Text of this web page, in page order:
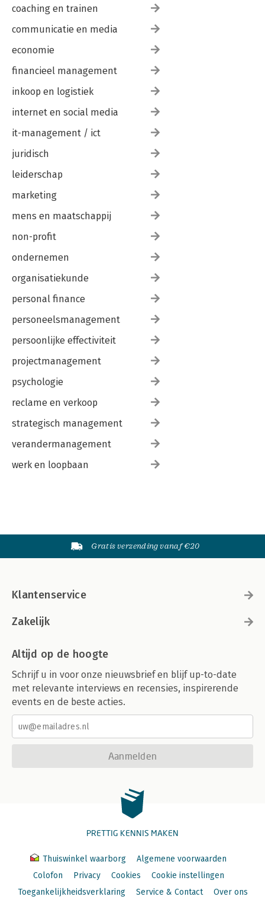
coaching en trainen
communicatie en media
economie
financieel management
inkoop en logistiek
internet en social media
it-management / ict
juridisch
leiderschap
marketing
mens en maatschappij
non-profit
ondernemen
organisatiekunde
personal finance
personeelsmanagement
persoonlijke effectiviteit
projectmanagement
psychologie
reclame en verkoop
strategisch management
verandermanagement
werk en loopbaan
Gratis verzending vanaf €20
Klantenservice
Zakelijk
Altijd op de hoogte
Schrijf u in voor onze nieuwsbrief en blijf up-to-date
met relevante interviews en recensies, inspirerende
events en de beste acties.
Aanmelden
PRETTIG KENNIS MAKEN
Thuiswinkel waarborg
Algemene voorwaarden
Colofon
Privacy Cookies
Cookie instellingen
Toegankelijkheidsverklaring
Service & Contact Over ons